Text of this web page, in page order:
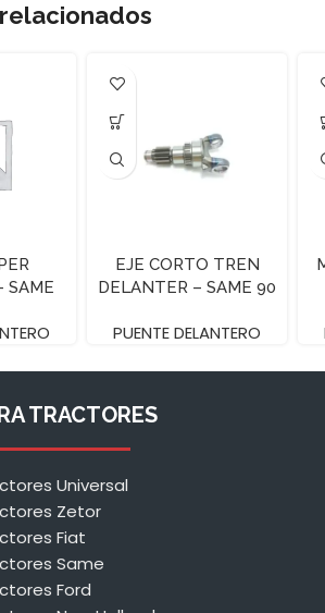
SAME
EJE CORTO TREN
DELANTER – SAME 90
PUENTE DELANTERO
TRACTORES
Universal
Zetor
Fiat
Same
Ford